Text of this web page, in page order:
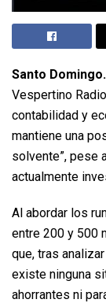
Santo Domingo.
Vespertino
contabilidad y
mantiene una
solvente”, pese
actualmente
Al abordar los
entre 200 y 500
que, tras
existe ninguna
ahorrantes ni